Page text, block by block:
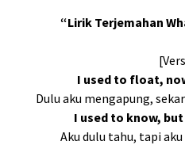
“Lirik Terjemahan
I used to float,
Dulu aku mengapung,
I used to know,
Aku dulu tahu, tapi